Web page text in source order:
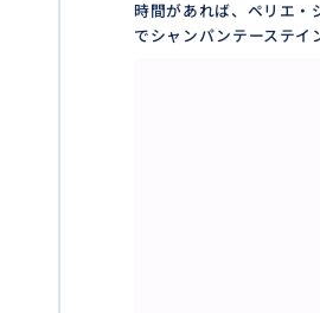
又、電車移動でシャンパーニュ
分が味わえます。
時間があれば、ペリエ・
でシャンパンテーステイ